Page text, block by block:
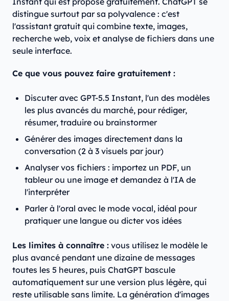
distingue surtout par sa polyvalence : c'est
l'assistant gratuit qui combine texte, images,
recherche web, voix et analyse de fichiers dans une
seule interface.
Ce que vous pouvez faire gratuitement :
Discuter avec GPT-5.5 Instant, l'un des modèles
les plus avancés du marché, pour rédiger,
résumer, traduire ou brainstormer
Générer des images directement dans la
conversation (2 à 3 visuels par jour)
Analyser vos fichiers : importez un PDF, un
tableur ou une image et demandez à l'IA de
l'interpréter
Parler à l'oral avec le mode vocal, idéal pour
pratiquer une langue ou dicter vos idées
Les limites à connaître : vous utilisez le modèle le
plus avancé pendant une dizaine de messages
toutes les 5 heures, puis ChatGPT bascule
automatiquement sur une version plus légère, qui
reste utilisable sans limite. La génération d'images